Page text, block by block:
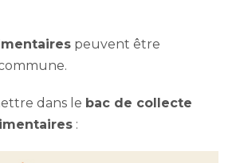
peuvent être
dans le bac de collecte
: